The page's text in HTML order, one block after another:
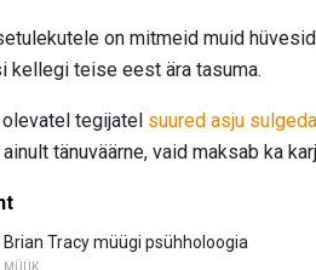
on mitmeid muid
kellegi teise eest ära tasuma.
tegijatel suured asju sulgeda
tänuväärne, vaid maksab ka
Brian Tracy müügi psühholoogia
MÜÜK